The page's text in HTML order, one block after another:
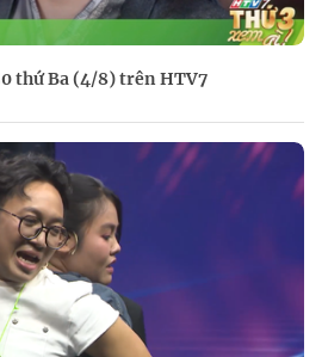
thứ Ba (4/8) trên HTV7